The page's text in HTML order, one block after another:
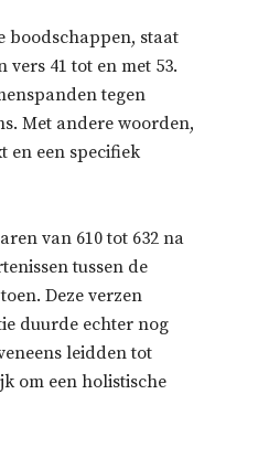
boodschappen, staat
41 tot en met 53.
tegen
Met andere woorden,
en een specifiek
van 610 tot 632 na
tussen de
Deze verzen
duurde echter nog
leidden tot
om een holistische